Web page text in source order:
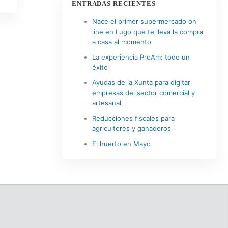
ENTRADAS RECIENTES
Nace el primer supermercado on
line en Lugo que te lleva la compra
a casa al momento
La experiencia ProAm: todo un
éxito
Ayudas de la Xunta para digitar
empresas del sector comercial y
artesanal
Reducciones fiscales para
agricultores y ganaderos
El huerto en Mayo